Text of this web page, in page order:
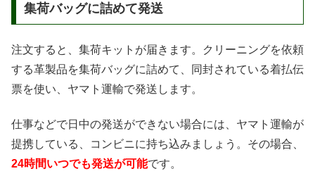
集荷バッグに詰めて発送
注文すると、集荷キットが届きます。クリーニングを依頼
する革製品を集荷バッグに詰めて、同封されている着払伝
票を使い、ヤマト運輸で発送します。
仕事などで日中の発送ができない場合には、ヤマト運輸が
提携している、コンビニに持ち込みましょう。その場合、
24時間いつでも発送が可能です。